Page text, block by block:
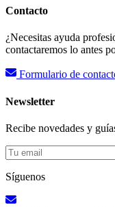
Contacto
¿Necesitas ayuda
contactaremos lo antes
Formulario de
Newsletter
Recibe novedades y
Síguenos